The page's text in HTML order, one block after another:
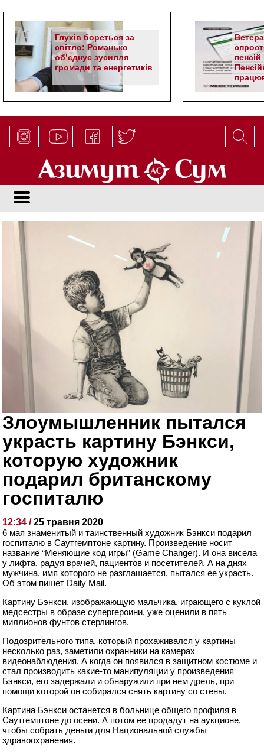
Глухів бореться за
світло: Романько
об’єднує зусилля
громади та енергетиків
Злоумышленник пытался
украсть картину Бэнкси,
которую художник
подарил британскому
госпиталю
12:34 /25 травня 2020
6 мая знаменитый и таинственный художник Бэнкси подарил
госпиталю в Саутгемптоне картину. Произведение носит
название “Меняющие код игры” (Game Changer). И она висела
у лифта, радуя врачей, пациентов и посетителей. А на днях
мужчина, имя которого не разглашается, пытался ее украсть.
Об этом пишет Daily Mail.
Картину Бэнкси, изображающую мальчика, играющего с куклой
медсестры в образе супергероини, уже оценили в пять
миллионов фунтов стерлингов.
Подозрительного типа, который прохаживался у картины
несколько раз, заметили охранники на камерах
видеонаблюдения. А когда он появился в защитном костюме и
стал производить какие-то манипуляции у произведения
Бэнкси, его задержали и обнаружили при нем дрель, при
помощи которой он собирался снять картину со стены.
Картина Бэнкси останется в больнице общего профиля в
Саутгемптоне до осени. А потом ее продадут на аукционе,
чтобы собрать деньги для Национальной службы
здравоохранения.